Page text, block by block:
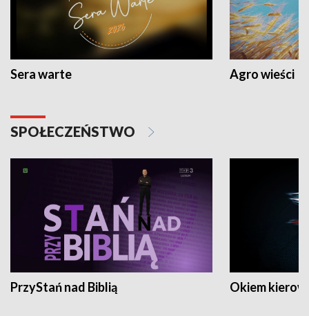
Sera warte Agro wieści
SPOŁECZEŃSTWO
PrzyStań nad Biblią Okiem